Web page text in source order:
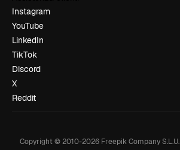
Instagram
YouTube
LinkedIn
TikTok
Discord
X
Reddit
Copyright © 2010-2026Freepik Company S.L.U.